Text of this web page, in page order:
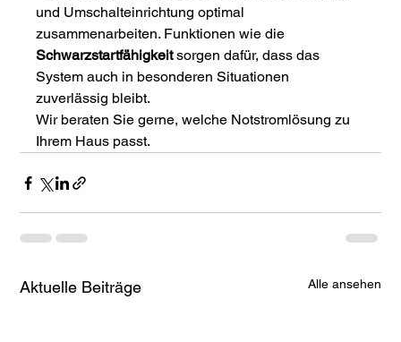
und Umschalteinrichtung optimal
zusammenarbeiten. Funktionen wie die
Schwarzstartfähigkeit sorgen dafür, dass das
System auch in besonderen Situationen
zuverlässig bleibt.
Wir beraten Sie gerne, welche Notstromlösung zu
Ihrem Haus passt.
Aktuelle Beiträge Alle ansehen